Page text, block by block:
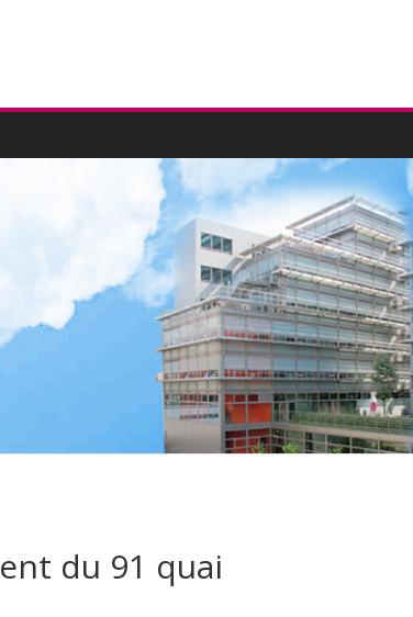
du 91 quai